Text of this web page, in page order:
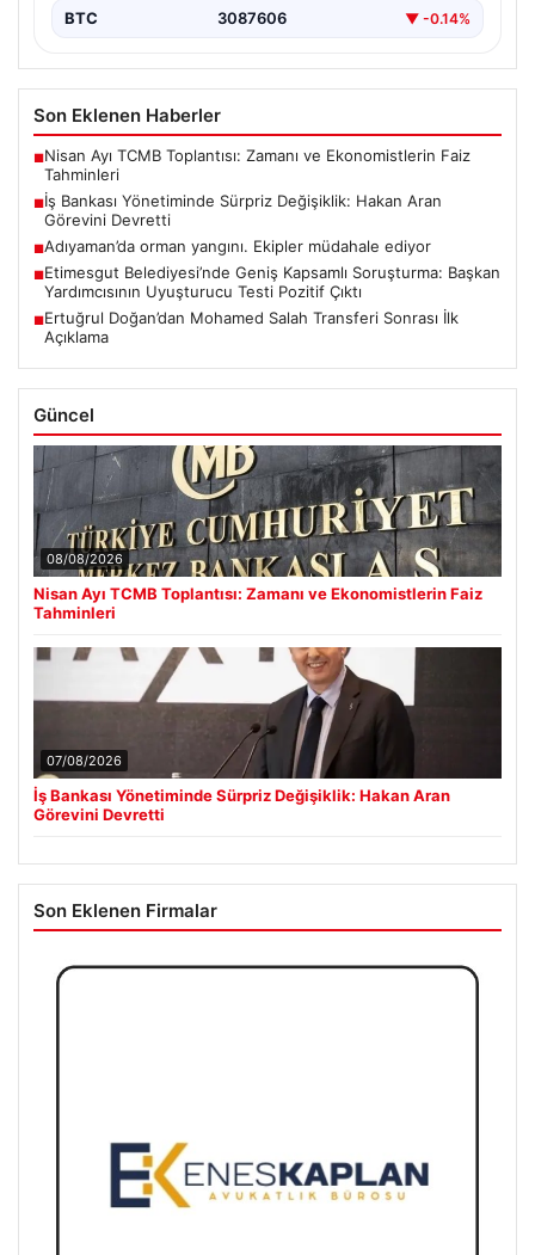
BTC 3087606 ▼ -0.14%
Son Eklenen Haberler
■Nisan Ayı TCMB Toplantısı: Zamanı ve Ekonomistlerin Faiz
Tahminleri
■İş Bankası Yönetiminde Sürpriz Değişiklik: Hakan Aran
Görevini Devretti
■Adıyaman’da orman yangını. Ekipler müdahale ediyor
■Etimesgut Belediyesi’nde Geniş Kapsamlı Soruşturma: Başkan
Yardımcısının Uyuşturucu Testi Pozitif Çıktı
■Ertuğrul Doğan’dan Mohamed Salah Transferi Sonrası İlk
Açıklama
Güncel
08/08/2026
Nisan Ayı TCMB Toplantısı: Zamanı ve Ekonomistlerin Faiz
Tahminleri
07/08/2026
İş Bankası Yönetiminde Sürpriz Değişiklik: Hakan Aran
Görevini Devretti
Son Eklenen Firmalar